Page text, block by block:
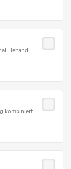
Behandl...
kombiniert